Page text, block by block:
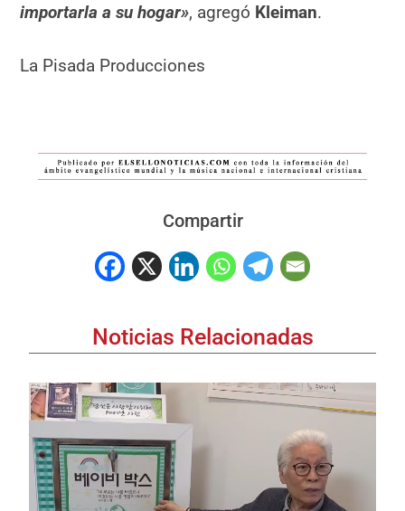
importarla a su hogar», agregó Kleiman.
La Pisada Producciones
Compartir
Noticias Relacionadas